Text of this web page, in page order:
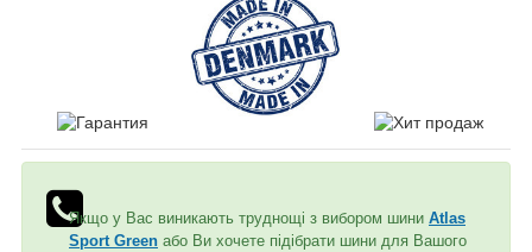
Якщо у Вас виникають труднощі з вибором шини Atlas
Sport Green або Ви хочете підібрати шини для Вашого